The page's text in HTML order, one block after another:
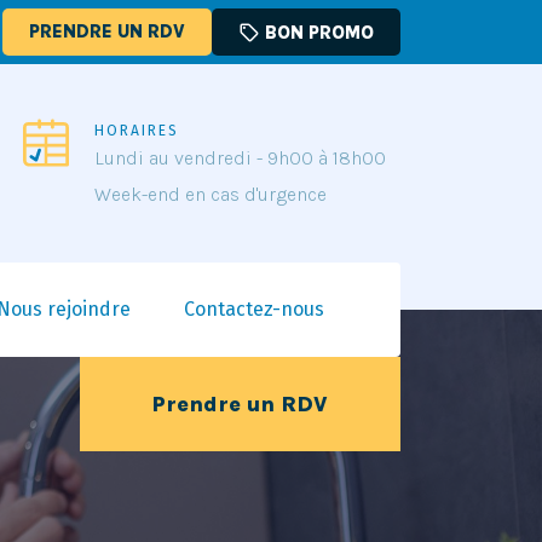
PRENDRE UN RDV sell BON PROMO
HORAIRES
Lundi au vendredi - 9h00 à 18h00
Week-end en cas d'urgence
Nous rejoindre Contactez-nous
Prendre un RDV